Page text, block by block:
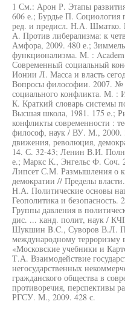
1 См.: Арон Р. Этапы
606 е.; Бурдье П.
ред. и предисл. Н.А. Шматко.
А. Против либерализма: к
Амфора, 2009. 480 е.;
функционализма. M. :
Современный социальный
Ионии Л. Масса и власть
Вопросы философии. 2007.
социального конфликта. М. :
К. Краткий словарь системы
Высшая школа, 1981. 175 е.;
конфликты современности :
философ, наук / ВУ. М., 2000.
движения, революция,
14. С. 32-43; Ленин В.И.
е.; Маркс К., Энгельс Ф.
Липсет С.М. Размышления о
демократии // Пределы
Н.А. Политические основы
Геополитика и
Группы давления в
дис. ... канд. полит, наук /
Шукшин B.C., Суворов В.Л.
международному
«Московские учебники и
Т.А. Взаимодействие
негосударственных
гражданского общества в
противоречия, перспективы
РГСУ. М., 2009. 428 с.